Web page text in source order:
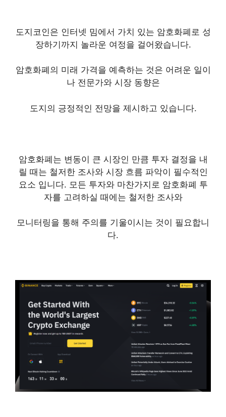
도지코인은 인터넷 밈에서 가치 있는 암호화폐로 성
장하기까지 놀라운 여정을 걸어왔습니다.
암호화폐의 미래 가격을 예측하는 것은 어려운 일이
나 전문가와 시장 동향은
도지의 긍정적인 전망을 제시하고 있습니다.
암호화폐는 변동이 큰 시장인 만큼 투자 결정을 내
릴 때는 철저한 조사와 시장 흐름 파악이 필수적인
요소 입니다. 모든 투자와 마찬가지로 암호화폐 투
자를 고려하실 때에는 철저한 조사와
모니터링을 통해 주의를 기울이시는 것이 필요합니
다.